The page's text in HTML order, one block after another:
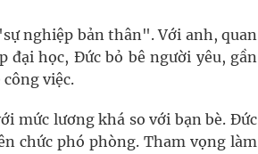
Spp.): Tổng
nghiệp bản thân". Với anh, quan
học, Đức bỏ bê người yêu, gần
việc.
mức lương khá so với bạn bè. Đức
chức phó phòng. Tham vọng làm